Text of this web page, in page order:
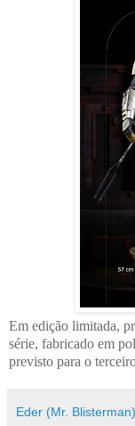
Em edição limitada,
série, fabricado em
previsto para o
Eder (Mr.